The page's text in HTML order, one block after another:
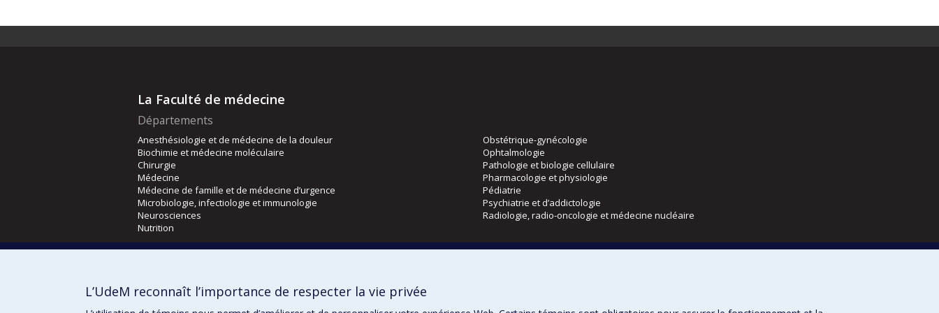
La Faculté de médecine
Départements
Anesthésiologie et de médecine de la douleur
Biochimie et médecine moléculaire
Chirurgie
Médecine
Médecine de famille et de médecine d’urgence
Microbiologie, infectiologie et immunologie
Neurosciences
Nutrition
Obstétrique-gynécologie
Ophtalmologie
Pathologie et biologie cellulaire
Pharmacologie et physiologie
Pédiatrie
Psychiatrie et d’addictologie
Radiologie, radio-oncologie et médecine nucléaire
Orthophonie et audiologie
L’UdeM reconnaît l’importance de respecter la vie privée